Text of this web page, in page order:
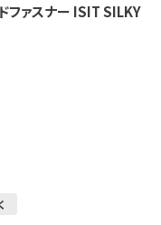
ファスナー ISIT SILKY